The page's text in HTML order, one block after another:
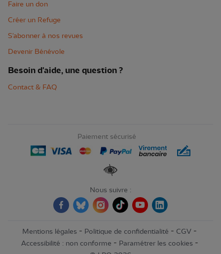
Faire un don
Créer un Refuge
S'abonner à nos revues
Devenir Bénévole
Besoin d'aide, une question ?
Contact & FAQ
Paiement sécurisé
Renforcer les contrastes
Nous suivre :
Mentions légales - Politique de confidentialité - CGV -
Accessibilité : non conforme - Paramétrer les cookies -